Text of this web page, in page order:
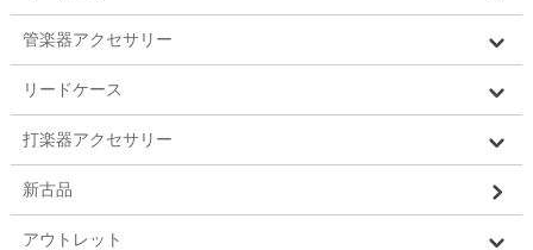
管楽器アクセサリー
リードケース
打楽器アクセサリー
新古品
アウトレット